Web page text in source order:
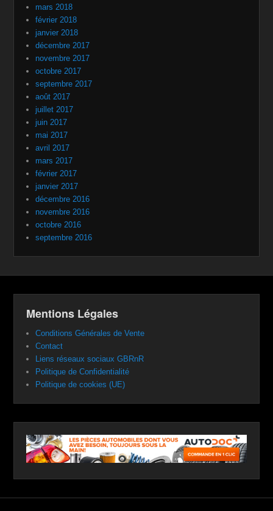
mars 2018
février 2018
janvier 2018
décembre 2017
novembre 2017
octobre 2017
septembre 2017
août 2017
juillet 2017
juin 2017
mai 2017
avril 2017
mars 2017
février 2017
janvier 2017
décembre 2016
novembre 2016
octobre 2016
septembre 2016
Mentions Légales
Conditions Générales de Vente
Contact
Liens réseaux sociaux GBRnR
Politique de Confidentialité
Politique de cookies (UE)